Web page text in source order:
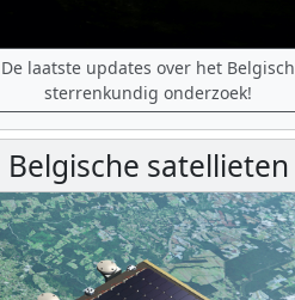
De laatste updates over het Belgisch
sterrenkundig onderzoek!
Belgische satellieten